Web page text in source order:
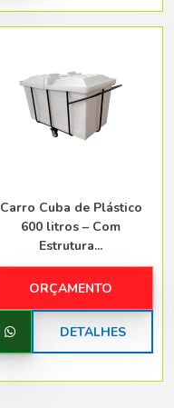
Carro Cuba de Plástico
600 litros – Com
Estrutura...
ORÇAMENTO
DETALHES